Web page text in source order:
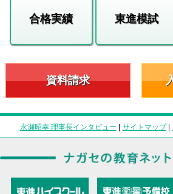
合格実績 東進模試
資料請求
永瀬昭幸 理事長インタビュー | サイトマップ|